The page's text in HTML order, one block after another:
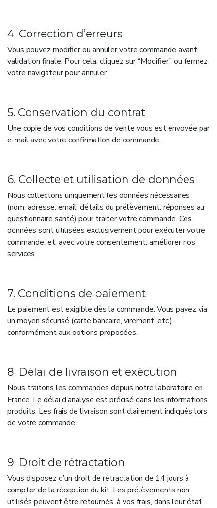
4. Correction d’erreurs
Vous pouvez modifier ou annuler votre commande avant
validation finale. Pour cela, cliquez sur “Modifier” ou fermez
votre navigateur pour annuler.
5. Conservation du contrat
Une copie de vos conditions de vente vous est envoyée par
e-mail avec votre confirmation de commande.
6. Collecte et utilisation de données
Nous collectons uniquement les données nécessaires
(nom, adresse, email, détails du prélèvement, réponses au
questionnaire santé) pour traiter votre commande. Ces
données sont utilisées exclusivement pour exécuter votre
commande, et, avec votre consentement, améliorer nos
services.
7. Conditions de paiement
Le paiement est exigible dès la commande. Vous payez via
un moyen sécurisé (carte bancaire, virement, etc.),
conformément aux options proposées.
8. Délai de livraison et exécution
Nous traitons les commandes depuis notre laboratoire en
France. Le délai d’analyse est précisé dans les informations
produits. Les frais de livraison sont clairement indiqués lors
de votre commande.
9. Droit de rétractation
Vous disposez d’un droit de rétractation de 14 jours à
compter de la réception du kit. Les prélèvements non
utilisés peuvent être retournés, à vos frais, dans leur état